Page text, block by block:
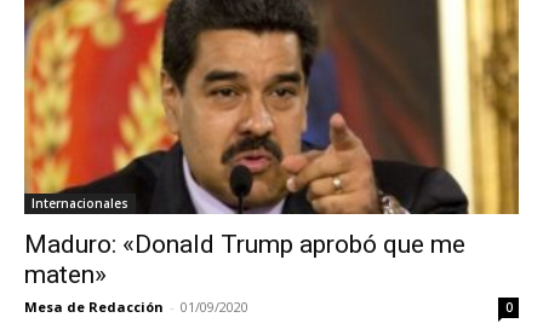
Internacionales
Maduro: «Donald Trump aprobó que me
maten»
Mesa de Redacción - 01/09/2020 0